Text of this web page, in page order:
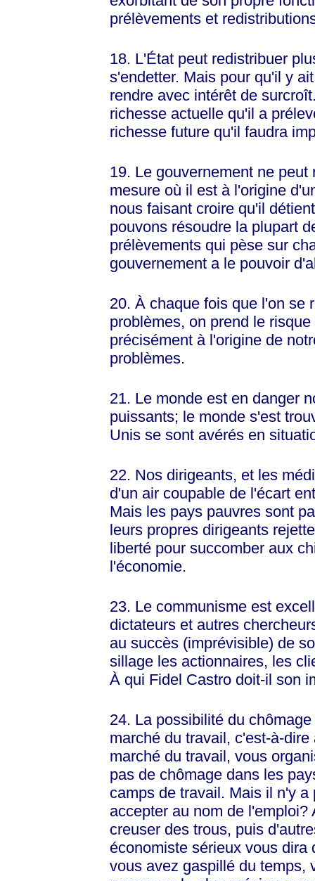
prélèvements et
18. L'État peut redistribuer
s'endetter. Mais pour qu'il y
rendre avec intérêt de
richesse actuelle qu'il a
richesse future qu'il faudra
19. Le gouvernement ne
mesure où il est à l'origine
nous faisant croire qu'il
pouvons résoudre la plupart
prélèvements qui pèse sur
gouvernement a le pouvoir
20. À chaque fois que l'on se
problèmes, on prend le
précisément à l'origine de
problèmes.
21. Le monde est en danger
puissants; le monde s'est
Unis se sont avérés en
22. Nos dirigeants, et les
d'un air coupable de l'écart
Mais les pays pauvres sont
leurs propres dirigeants
liberté pour succomber aux
l'économie.
23. Le communisme est
dictateurs et autres
au succès (imprévisible) de
sillage les actionnaires, les
À qui Fidel Castro doit-il son
24. La possibilité du
marché du travail, c'est-à-
marché du travail, vous
pas de chômage dans les
camps de travail. Mais il n'y
accepter au nom de
creuser des trous, puis
économiste sérieux vous
vous avez gaspillé du temps,